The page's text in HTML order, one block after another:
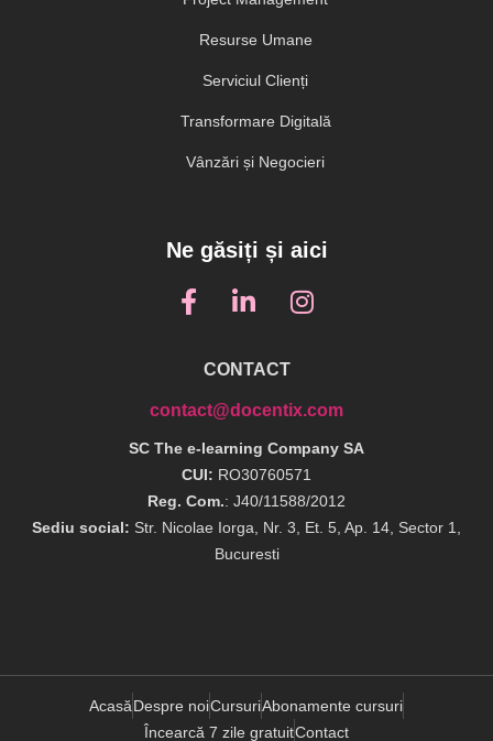
Resurse Umane
Serviciul Clienți
Transformare Digitală
Vânzări și Negocieri
Ne găsiți și aici
CONTACT
contact@docentix.com
SC The e-learning Company SA
CUI: RO30760571
Reg. Com.: J40/11588/2012
Sediu social: Str. Nicolae Iorga, Nr. 3, Et. 5, Ap. 14, Sector 1,
Bucuresti
AcasăDespre noiCursuriAbonamente cursuri
Încearcă 7 zile gratuitContact